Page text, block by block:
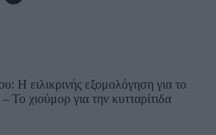
Η ειλικρινής εξομολόγηση για το
Το χιούμορ για την κυτταρίτιδα